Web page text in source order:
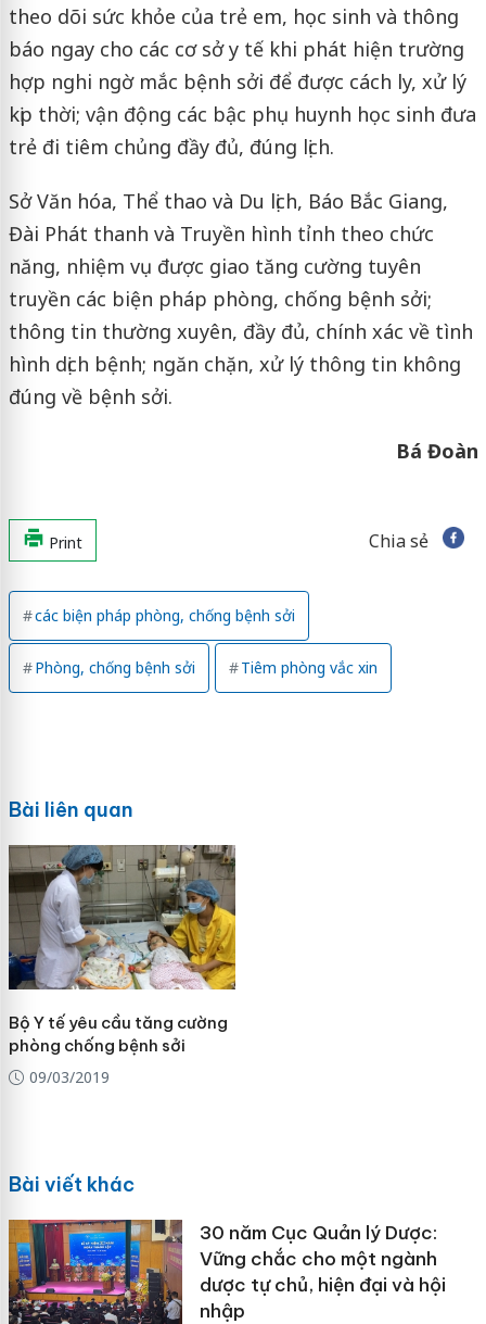
theo dõi sức khỏe của trẻ em, học sinh và thông
báo ngay cho các cơ sở y tế khi phát hiện trường
hợp nghi ngờ mắc bệnh sởi để được cách ly, xử lý
kịp thời; vận động các bậc phụ huynh học sinh đưa
trẻ đi tiêm chủng đầy đủ, đúng lịch.
Sở Văn hóa, Thể thao và Du lịch, Báo Bắc Giang,
Đài Phát thanh và Truyền hình tỉnh theo chức
năng, nhiệm vụ được giao tăng cường tuyên
truyền các biện pháp phòng, chống bệnh sởi;
thông tin thường xuyên, đầy đủ, chính xác về tình
hình dịch bệnh; ngăn chặn, xử lý thông tin không
đúng về bệnh sởi.
Bá Đoàn
Print Chia sẻ
các biện pháp phòng, chống bệnh sởi
Phòng, chống bệnh sởi Tiêm phòng vắc xin
Bài liên quan
Bộ Y tế yêu cầu tăng cường
phòng chống bệnh sởi
09/03/2019
Bài viết khác
30 năm Cục Quản lý Dược:
Vững chắc cho một ngành
dược tự chủ, hiện đại và hội
nhập